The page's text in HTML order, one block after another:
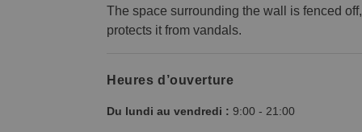
The space surrounding the wall is fenced
protects it from vandals.
Heures d’ouverture
Du lundi au vendredi : 9:00 - 21:00